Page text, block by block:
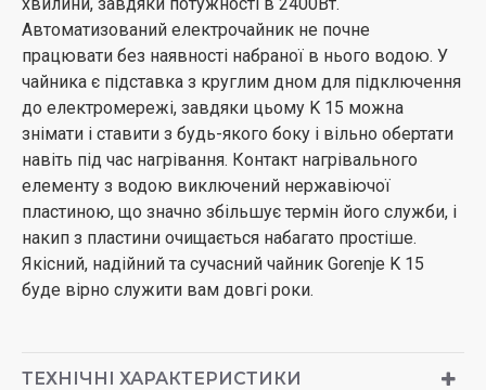
Автоматизований електрочайник не почне
працювати без наявності набраної в нього водою. У
чайника є підставка з круглим дном для підключення
до електромережі, завдяки цьому K 15 можна
знімати і ставити з будь-якого боку і вільно обертати
навіть під час нагрівання. Контакт нагрівального
елементу з водою виключений нержавіючої
пластиною, що значно збільшує термін його служби, і
накип з пластини очищається набагато простіше.
Якісний, надійний та сучасний чайник Gorenje K 15
буде вірно служити вам довгі роки.
ТЕХНІЧНІ ХАРАКТЕРИСТИКИ